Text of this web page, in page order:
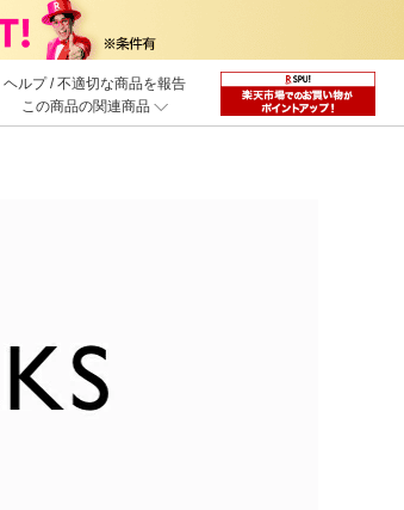
ヘルプ/不適切な商品を報告
この商品の関連商品